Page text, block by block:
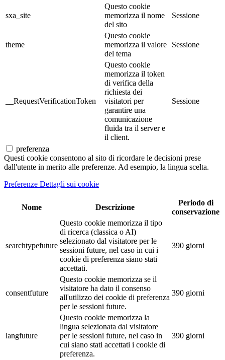
sxa_site
Questo cookie
memorizza il nome
del sito
Sessione
theme
Questo cookie
memorizza il valore
del tema
Sessione
__RequestVerificationToken
Questo cookie
memorizza il token
di verifica della
richiesta dei
visitatori per
garantire una
comunicazione
fluida tra il server e
il client.
Sessione
preferenza
Questi cookie consentono al sito di ricordare le decisioni prese
dall'utente in merito alle preferenze. Ad esempio, la lingua scelta.
Preferenze Dettagli sui cookie
Nome Descrizione
Periodo di
conservazione
searchtypefuture
Questo cookie memorizza il tipo
di ricerca (classica o AI)
selezionato dal visitatore per le
sessioni future, nel caso in cui i
cookie di preferenza siano stati
accettati.
390 giorni
consentfuture
Questo cookie memorizza se il
visitatore ha dato il consenso
all'utilizzo dei cookie di preferenza
per le sessioni future.
390 giorni
langfuture
Questo cookie memorizza la
lingua selezionata dal visitatore
per le sessioni future, nel caso in
cui siano stati accettati i cookie di
preferenza.
390 giorni